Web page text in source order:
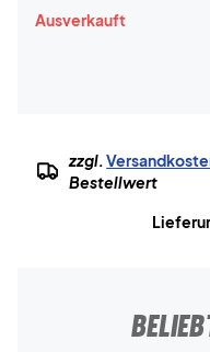
Ausverkauft
zzgl.
Bestellwert